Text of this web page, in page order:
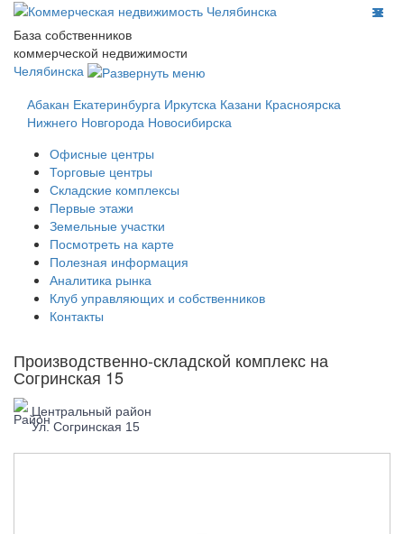
База собственников
коммерческой недвижимости
Челябинска
Абакан Екатеринбурга Иркутска Казани Красноярска
Нижнего Новгорода Новосибирска
Офисные центры
Торговые центры
Складские комплексы
Первые этажи
Земельные участки
Посмотреть на карте
Полезная информация
Аналитика рынка
Клуб управляющих и собственников
Контакты
Производственно-складской комплекс на
Согринская 15
Центральный район
Ул. Согринская 15